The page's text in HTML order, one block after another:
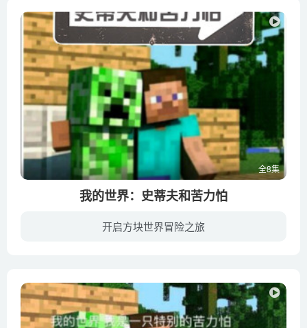
全8集
我的世界：史蒂夫和苦力怕
开启方块世界冒险之旅